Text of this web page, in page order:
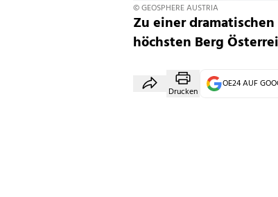
© GEOSPHERE AUSTRIA
Zu einer
höchsten Berg
Drucken
OE24 AUF